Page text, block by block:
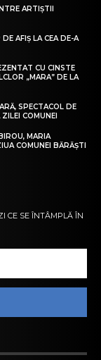
ARTIȘTII
AFIȘ LA CEA DE-A
CU CINSTE
„MARA” DE LA
SPECTACOL DE
COMUNEI
MARIA
COMUNEI BĂRĂȘTI
CE SE ÎNTÂMPLĂ ÎN